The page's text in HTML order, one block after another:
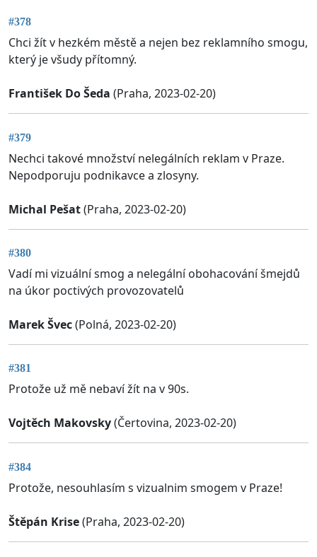
#378
Chci žít v hezkém městě a nejen bez reklamního smogu,
který je všudy přítomný.
František Do Šeda (Praha, 2023-02-20)
#379
Nechci takové množství nelegálních reklam v Praze.
Nepodporuju podnikavce a zlosyny.
Michal Pešat(Praha, 2023-02-20)
#380
Vadí mi vizuální smog a nelegální obohacování šmejdů
na úkor poctivých provozovatelů
Marek Švec(Polná, 2023-02-20)
#381
Protože už mě nebaví žít na v 90s.
Vojtěch Makovsky(Čertovina, 2023-02-20)
#384
Protože, nesouhlasím s vizualnim smogem v Praze!
Štěpán Krise(Praha, 2023-02-20)